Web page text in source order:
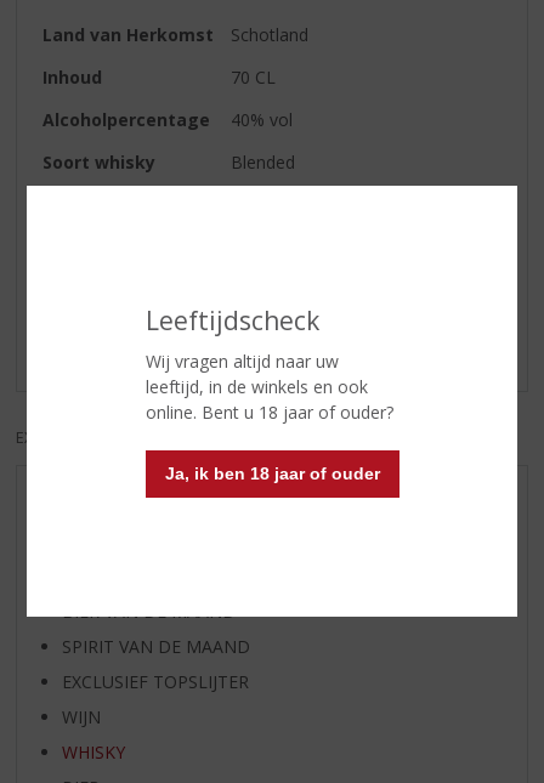
Leeftijdscheck
Wij vragen altijd naar uw
leeftijd, in de winkels en ook
online. Bent u 18 jaar of ouder?
Ja, ik ben 18 jaar of ouder
Land van Herkomst
Schotland
Inhoud
70 CL
Alcoholpercentage
40% vol
Soort whisky
Blended
Schrijf een review
Er zijn nog geen reviews geplaatst voor dit product
EXCL. BTW
AANBIEDINGEN
BIER VAN DE MAAND
SPIRIT VAN DE MAAND
EXCLUSIEF TOPSLIJTER
WIJN
WHISKY